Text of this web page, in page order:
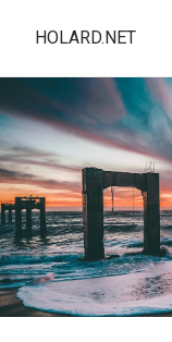
HOLARD.NET